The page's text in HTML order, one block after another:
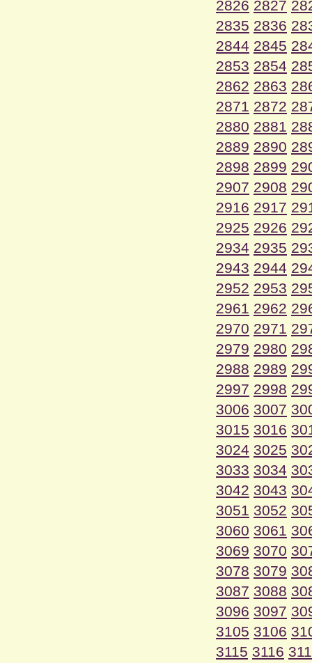
2826 2827
2835 2836
2844 2845
2853 2854
2862 2863
2871 2872
2880 2881
2889 2890
2898 2899
2907 2908
2916 2917
2925 2926
2934 2935
2943 2944
2952 2953
2961 2962
2970 2971
2979 2980
2988 2989
2997 2998
3006 3007
3015 3016
3024 3025
3033 3034
3042 3043
3051 3052
3060 3061
3069 3070
3078 3079
3087 3088
3096 3097
3105 3106
3115 3116